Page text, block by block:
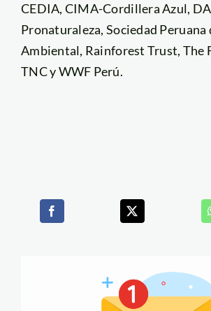
CEDIA, CIMA-Cordillera Azul,
Pronaturaleza, Sociedad Peruana
Ambiental, Rainforest Trust, The
TNC y WWF Perú.